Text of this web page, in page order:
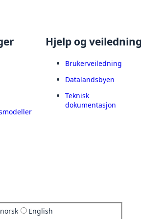
Hjelp og
Brukerveiledning
Datalandsbyen
Teknisk
dokumentasjon
English